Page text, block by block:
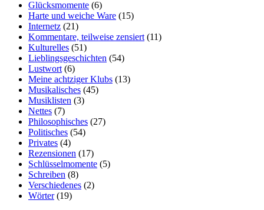
Glücksmomente (6)
Harte und weiche Ware (15)
Internetz (21)
Kommentare, teilweise zensiert (11)
Kulturelles (51)
Lieblingsgeschichten (54)
Lustwort (6)
Meine achtziger Klubs (13)
Musikalisches (45)
Musiklisten (3)
Nettes (7)
Philosophisches (27)
Politisches (54)
Privates (4)
Rezensionen (17)
Schlüsselmomente (5)
Schreiben (8)
Verschiedenes (2)
Wörter(19)